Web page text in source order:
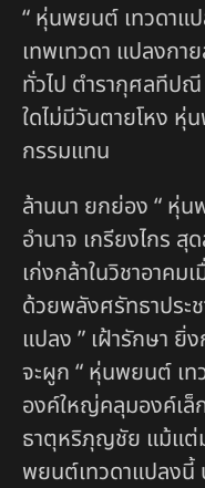
“ หุ่นพยนต์ เทวดาแ
เทพเทวดา แปลงก
ทั่วไป ตำรากุศลทีป
ใดไม่มีวันตายโหง หุ่
กรรมแทน
ล้านนา ยกย่อง “ หุ่
อำนาจ เกรียงไกร
เก่งกล้าในวิชาอาคม
ด้วยพลังศรัทธาประ
แปลง ” เฝ้ารักษา ยิ่
จะผูก “ หุ่นพยนต์ เท
องค์ใหญ่คลุมองค์เล็
ธาตุหริภุญชัย แม้แต่
พยนต์เทวดาแปลงนี้